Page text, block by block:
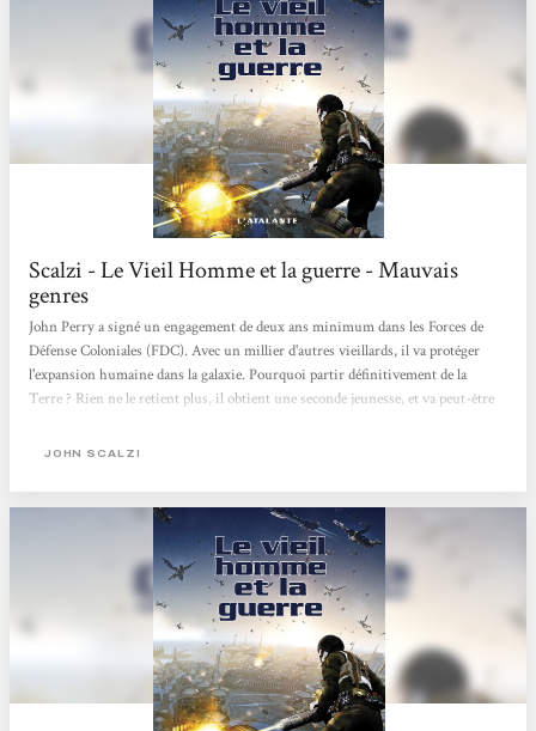
Scalzi - Le Vieil Homme et la guerre - Mauvais
genres
John Perry a signé un engagement de deux ans minimum dans les Forces de
Défense Coloniales (FDC). Avec un millier d'autres vieillards, il va protéger
l'expansion humaine dans la galaxie. Pourquoi partir définitivement de la
Terre ? Rien ne le retient plus, il obtient une seconde jeunesse, et va peut-être
vie pour s'engager. Pourquoi ? Pour retrouver une seconde jeunesse et défendre
rendre vivante est bien plus complexe. Pour son premier roman, John...
JOHN SCALZI